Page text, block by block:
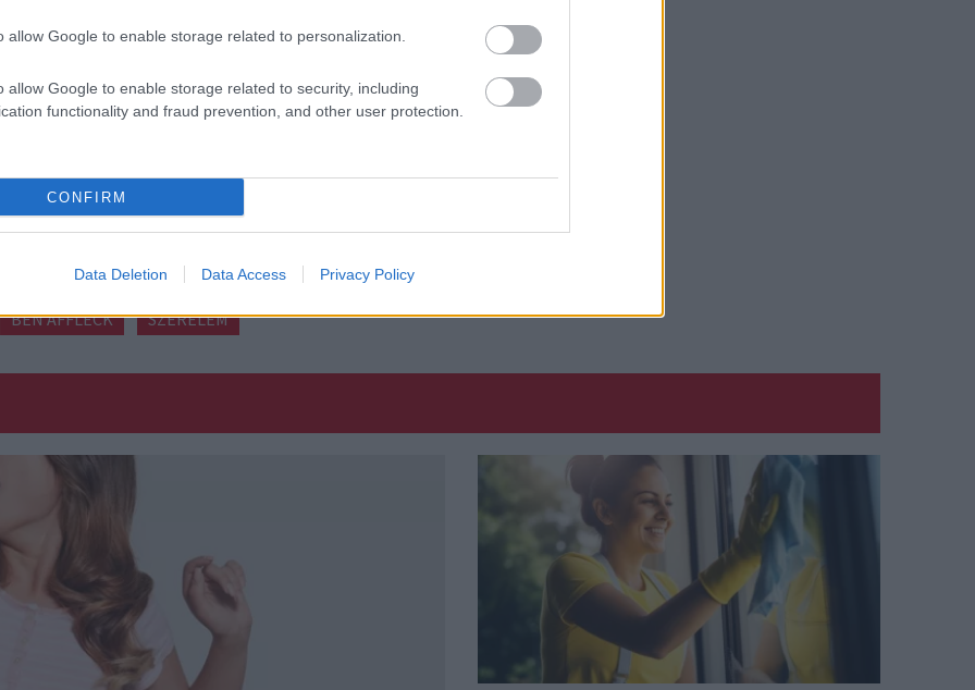
allow Google to enable storage related to personalization.
allow Google to enable storage related to security, including
functionality and fraud prevention, and other user protection.
CONFIRM
Data Deletion Data Access Privacy Policy
BEN AFFLECK SZERELEM